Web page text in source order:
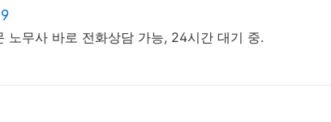
노무사 바로 전화상담 가능, 24시간 대기 중.